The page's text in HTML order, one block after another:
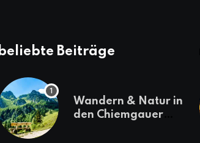
beliebte Beiträge
Wandern & Natur in
den Chiemgauer